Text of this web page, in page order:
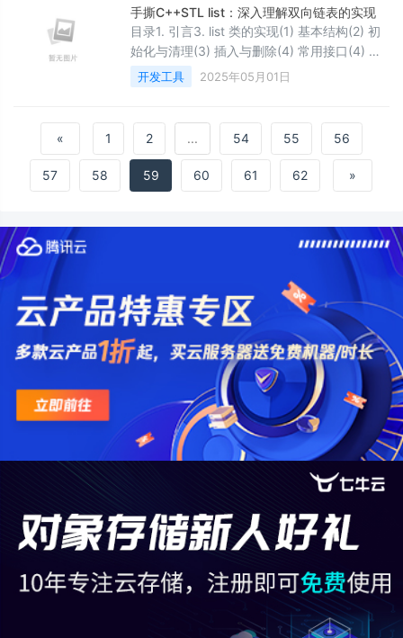
使用快捷键添加多行光标4、结合正则表达式
批量编辑5、使用扩展插件&#xff08;如 Multi
Cursor Improvements&#xff09;三、总
手撕C++STL list：深入理解双向链表的实现
目录1. 引言3. list 类的实现(1) 基本结构(2) 初
始化与清理(3) 插入与删除(4) 常用接口(4) 常
用接口4. 测试代码5. 总结1. 引言在
C&#43;&#43; STL中&#xff0c;list是一个基于
删除操作&#xff08;O(1)时间复杂度
&#xff09;&#xff0c;但不支持随机访问
&#xff08;O(n)时间复杂度
开发工具 2025年05月01日
« 1 2 ... 54 55 56
57 58 59 60 61 62 »